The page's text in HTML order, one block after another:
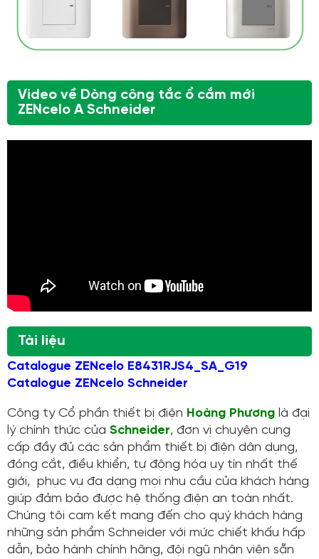
Video về Dòng công tắc ổ cắm mới
ZENcelo A Schneider
Tài liệu
Catalogue ZENcelo E8431RJS4_SA_G19
Catalogue ZENcelo Schneider
Công ty Cổ phần thiết bị điện Hoàng Phương là đại
lý chính thức của Schneider, đơn vị chuyên cung
cấp đầy đủ các sản phẩm thiết bị điện dân dụng,
đóng cắt, điều khiển, tự động hóa uy tín nhất thế
giới, phục vụ đa dạng mọi nhu cầu của khách hàng
giúp đảm bảo được hệ thống điện an toàn nhất.
Chúng tôi cam kết mang đến cho quý khách hàng
những sản phẩm Schneider với mức chiết khấu hấp
dẫn, bảo hành chính hãng, đội ngũ nhân viên sẵn